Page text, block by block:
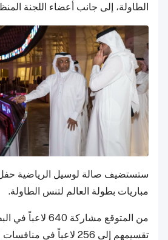
الطاولة، إلى جانب أعضاء اللجنة
ستستضيف صالة لوسيل الرياضية حفل
مباريات بطولة العالم لتنس الطاولة.
من المتوقع مشاركة